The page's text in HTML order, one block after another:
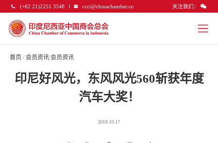
(+62 21)2251 3548 ccci@chinachamber.co 关注我们：
首页 / 会员资讯/会员资讯
印尼好风光，东风风光560斩获年度
汽车大奖！
2019.10.17